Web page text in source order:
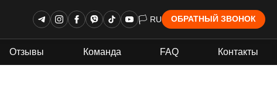
🏳 RU ОБРАТНЫЙ ЗВОНОК
Отзывы Команда FAQ Контакты